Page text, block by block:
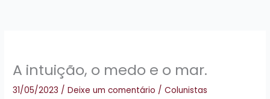
A intuição, o medo e o mar.
31/05/2023 /Deixe um comentário /Colunistas